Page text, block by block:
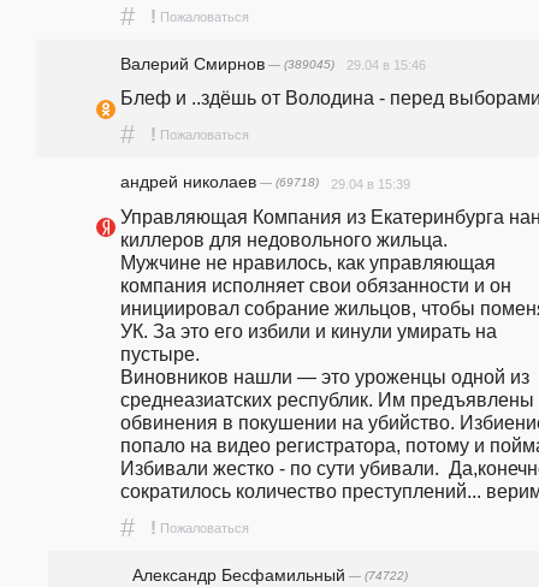
# ! Пожаловаться
Валерий Смирнов — (389045) 29.04 в 15:46
Блеф и ..здëшь от Володина - перед
# ! Пожаловаться
андpeй николаев — (69718) 29.04 в 15:39
Управляющая Компания из Екатеринбурга
киллеров для недовольного жильца.
Мужчине не нравилось, как управляющая
компания исполняет свои обязанности и он
инициировал собрание жильцов, чтобы
УК. За это его избили и кинули умирать на
пустыре.
Виновников нашли — это уроженцы одной из
среднеазиатских республик. Им предъявлены
обвинения в покушении на убийство.
попало на видео регистратора, потому и
Избивали жестко - по сути убивали.
сократилось количество преступлений...
# ! Пожаловаться
Александр Бесфамильный — (74722)